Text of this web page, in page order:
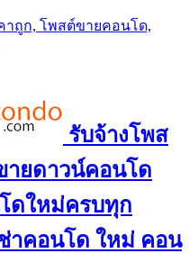
าถูก, โพสต์ขายคอนโด,
รับจ้างโพส
ายดาวน์คอนโด
ดใหม่ครบทุก
าคอนโด ใหม่ คอน